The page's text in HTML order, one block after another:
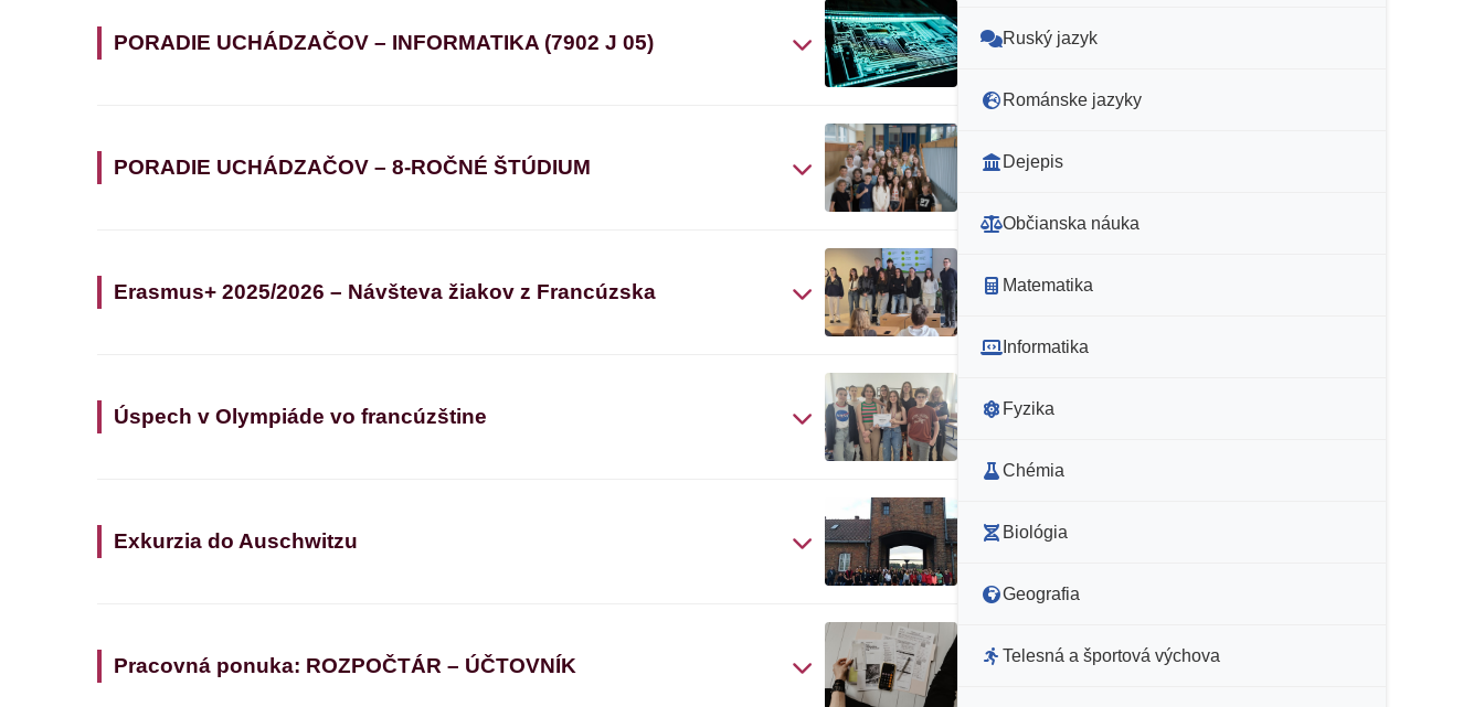
PORADIE UCHÁDZAČOV – INFORMATIKA (7902 J 05)
PORADIE UCHÁDZAČOV – 8-ROČNÉ ŠTÚDIUM
Erasmus+ 2025/2026 – Návšteva žiakov z Francúzska
Úspech v Olympiáde vo francúzštine
Exkurzia do Auschwitzu
Pracovná ponuka: ROZPOČTÁR – ÚČTOVNÍK
Ruský jazyk
Románske jazyky
Dejepis
Občianska náuka
Matematika
Informatika
Fyzika
Chémia
Biológia
Geografia
Telesná a športová výchova